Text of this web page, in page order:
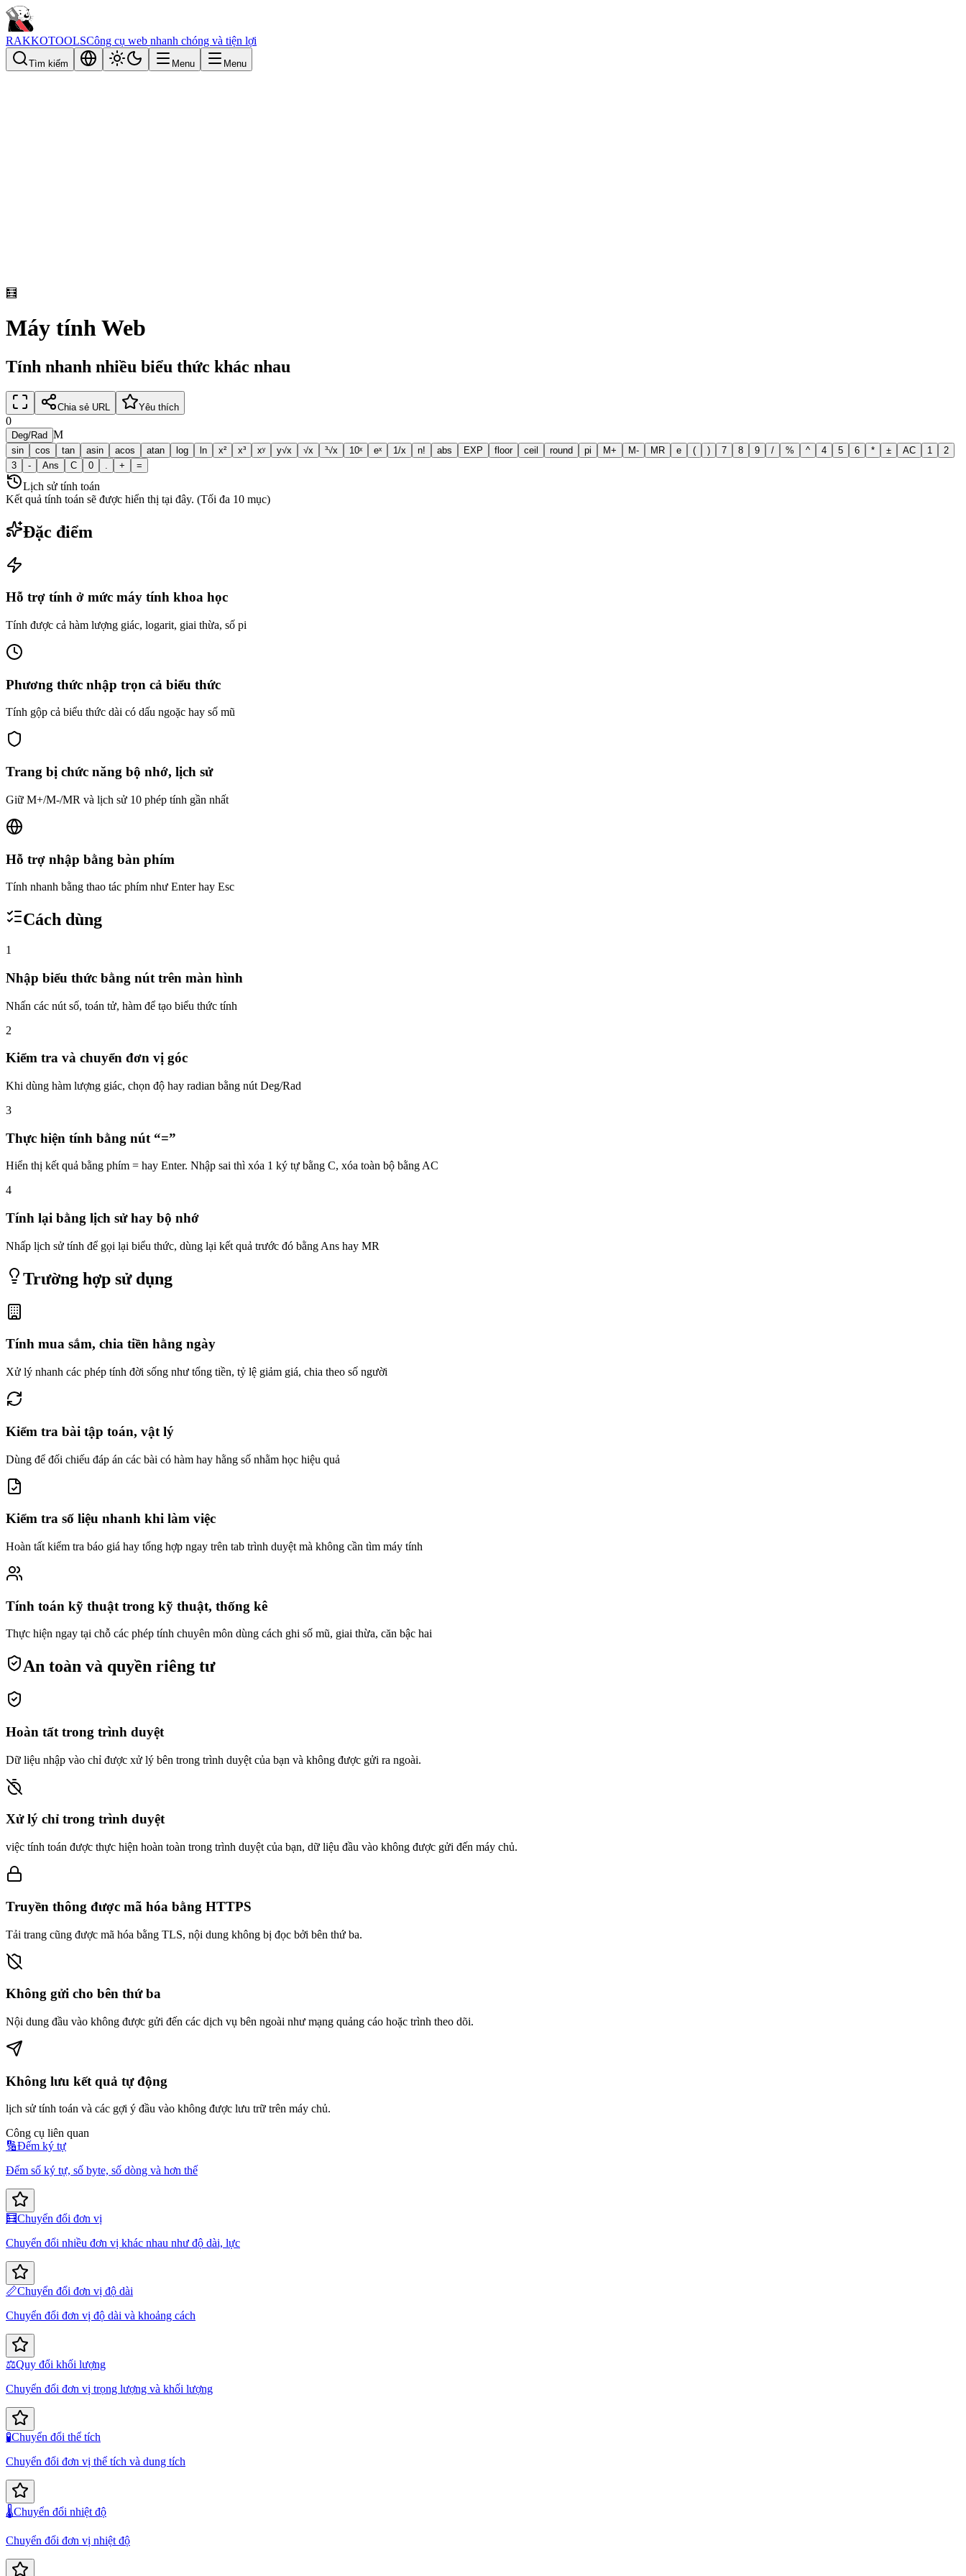
RAKKOTOOLSCông cụ web nhanh chóng và tiện lợi
Tìm kiếm Menu Menu
🧮
Máy tính Web
Tính nhanh nhiều biểu thức khác nhau
Chia sẻ URL Yêu thích
0
Deg/Rad M
sin cos tan asin acos atan log ln x² x³ xʸ y√x √x ³√x 10ˣ eˣ 1/x n! abs EXP floor ceil round pi M+ M- MR e ( ) 7 8 9 / % ^ 4 5 6 * ± AC 1
2
3
- Ans C 0 + =
Lịch sử tính toán
Kết quả tính toán sẽ được hiển thị tại đây. (Tối đa 10 mục)
Đặc điểm
Hỗ trợ tính ở mức máy tính khoa học
Tính được cả hàm lượng giác, logarit, giai thừa, số pi
Phương thức nhập trọn cả biểu thức
Tính gộp cả biểu thức dài có dấu ngoặc hay số mũ
Trang bị chức năng bộ nhớ, lịch sử
Giữ M+/M-/MR và lịch sử 10 phép tính gần nhất
Hỗ trợ nhập bằng bàn phím
Tính nhanh bằng thao tác phím như Enter hay Esc
Cách dùng
1
Nhập biểu thức bằng nút trên màn hình
Nhấn các nút số, toán tử, hàm để tạo biểu thức tính
2
Kiểm tra và chuyển đơn vị góc
Khi dùng hàm lượng giác, chọn độ hay radian bằng nút Deg/Rad
3
Thực hiện tính bằng nút “=”
Hiển thị kết quả bằng phím = hay Enter. Nhập sai thì xóa 1 ký tự bằng C, xóa toàn bộ bằng AC
4
Tính lại bằng lịch sử hay bộ nhớ
Nhấp lịch sử tính để gọi lại biểu thức, dùng lại kết quả trước đó bằng Ans hay MR
Trường hợp sử dụng
Tính mua sắm, chia tiền hằng ngày
Xử lý nhanh các phép tính đời sống như tổng tiền, tỷ lệ giảm giá, chia theo số người
Kiểm tra bài tập toán, vật lý
Dùng để đối chiếu đáp án các bài có hàm hay hằng số nhằm học hiệu quả
Kiểm tra số liệu nhanh khi làm việc
Hoàn tất kiểm tra báo giá hay tổng hợp ngay trên tab trình duyệt mà không cần tìm máy tính
Tính toán kỹ thuật trong kỹ thuật, thống kê
Thực hiện ngay tại chỗ các phép tính chuyên môn dùng cách ghi số mũ, giai thừa, căn bậc hai
An toàn và quyền riêng tư
Hoàn tất trong trình duyệt
Dữ liệu nhập vào chỉ được xử lý bên trong trình duyệt của bạn và không được gửi ra ngoài.
Xử lý chỉ trong trình duyệt
việc tính toán được thực hiện hoàn toàn trong trình duyệt của bạn, dữ liệu đầu vào không được gửi đến máy chủ.
Truyền thông được mã hóa bằng HTTPS
Tải trang cũng được mã hóa bằng TLS, nội dung không bị đọc bởi bên thứ ba.
Không gửi cho bên thứ ba
Nội dung đầu vào không được gửi đến các dịch vụ bên ngoài như mạng quảng cáo hoặc trình theo dõi.
Không lưu kết quả tự động
lịch sử tính toán và các gợi ý đầu vào không được lưu trữ trên máy chủ.
Công cụ liên quan
🔢Đếm ký tự
Đếm số ký tự, số byte, số dòng và hơn thế
🧮Chuyển đổi đơn vị
Chuyển đổi nhiều đơn vị khác nhau như độ dài, lực
📏Chuyển đổi đơn vị độ dài
Chuyển đổi đơn vị độ dài và khoảng cách
⚖️Quy đổi khối lượng
Chuyển đổi đơn vị trọng lượng và khối lượng
🧪Chuyển đổi thể tích
Chuyển đổi đơn vị thể tích và dung tích
🌡️Chuyển đổi nhiệt độ
Chuyển đổi đơn vị nhiệt độ